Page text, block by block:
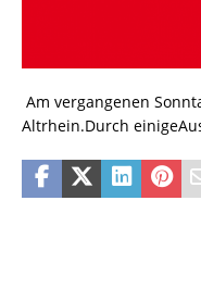
Am vergangenen
Altrhein.Durch